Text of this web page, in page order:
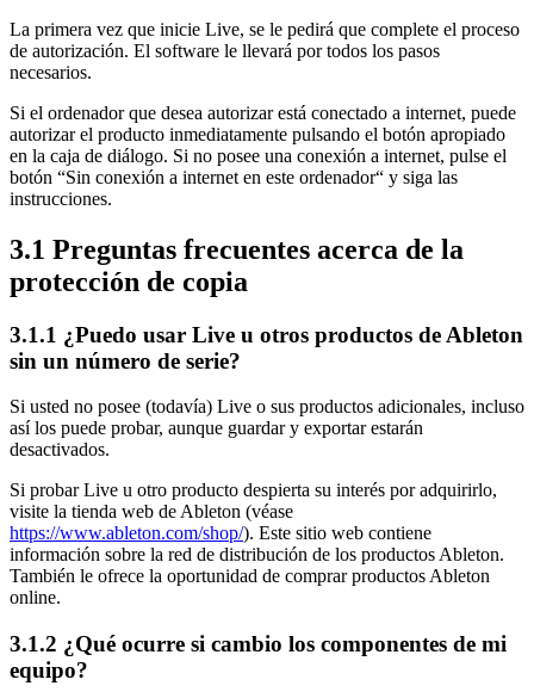
La primera vez que inicie Live, se le pedirá que complete el proceso
de autorización. El software le llevará por todos los pasos
necesarios.
Si el ordenador que desea autorizar está conectado a internet, puede
autorizar el producto inmediatamente pulsando el botón apropiado
en la caja de diálogo. Si no posee una conexión a internet, pulse el
botón “Sin conexión a internet en este ordenador“ y siga las
instrucciones.
3.1 Preguntas frecuentes acerca de la
protección de copia
3.1.1 ¿Puedo usar Live u otros productos de Ableton
sin un número de serie?
Si usted no posee (todavía) Live o sus productos adicionales, incluso
así los puede probar, aunque guardar y exportar estarán
desactivados.
Si probar Live u otro producto despierta su interés por adquirirlo,
visite la tienda web de Ableton (véase
https://www.ableton.com/shop/). Este sitio web contiene
información sobre la red de distribución de los productos Ableton.
También le ofrece la oportunidad de comprar productos Ableton
online.
3.1.2 ¿Qué ocurre si cambio los componentes de mi
equipo?